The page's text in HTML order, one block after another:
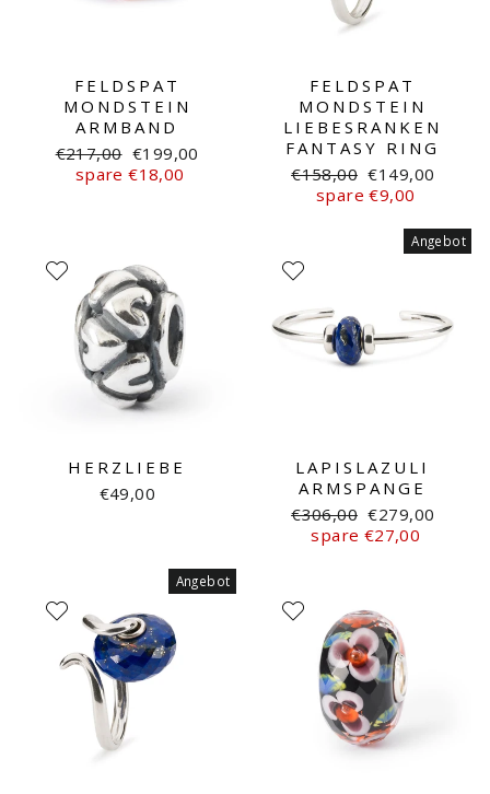
FELDSPAT
MONDSTEIN
ARMBAND
Normaler
Preis
€217,00 Sonderpreis
€199,00
spare €18,00
FELDSPAT
MONDSTEIN
LIEBESRANKEN
FANTASY RING
Normaler
Preis
€158,00 Sonderpreis
€149,00
spare €9,00
HERZLIEBE
€49,00
Angebot
LAPISLAZULI
ARMSPANGE
Normaler
Preis
€306,00 Sonderpreis
€279,00
spare €27,00
Angebot